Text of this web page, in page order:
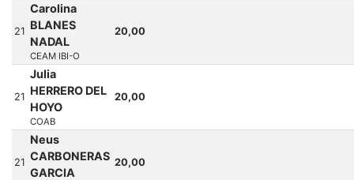
21
Carolina
BLANES
NADAL
CEAM IBI-O
20,00
21
Julia
HERRERO DEL
HOYO
COAB
20,00
21
Neus
CARBONERAS
GARCIA
20,00